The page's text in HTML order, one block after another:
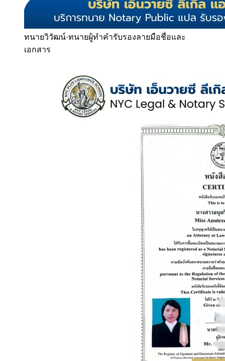
ทนายวิวัฒน์·ทนายผู้ทำคำรับรองลายมือชื่อและ
เอกสาร